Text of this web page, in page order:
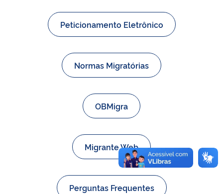
Peticionamento Eletrônico
Normas Migratórias
OBMigra
Migrante Web
Perguntas Frequentes